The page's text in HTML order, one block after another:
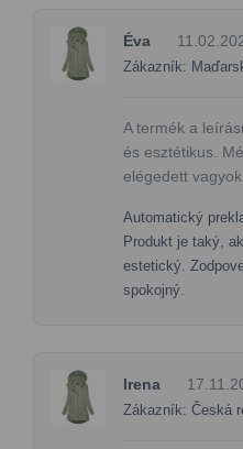
Éva
Zákazník:
A termék a
és esztétikus.
elégedett vagyok.
Automatický
Produkt je taký,
estetický.
spokojný.
Irena
Zákazník: Česká